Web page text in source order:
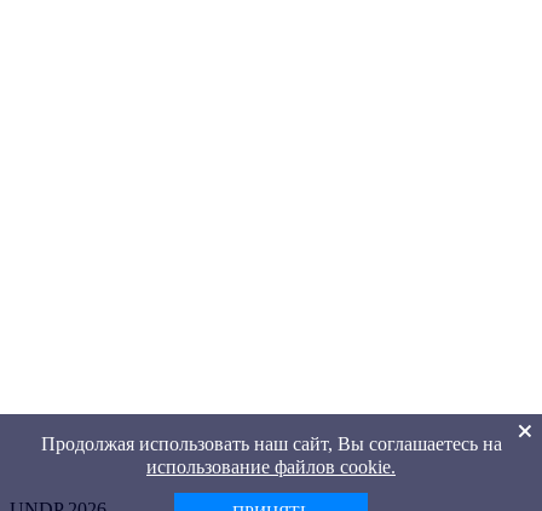
Продолжая использовать наш сайт, Вы соглашаетесь на
использование файлов cookie.